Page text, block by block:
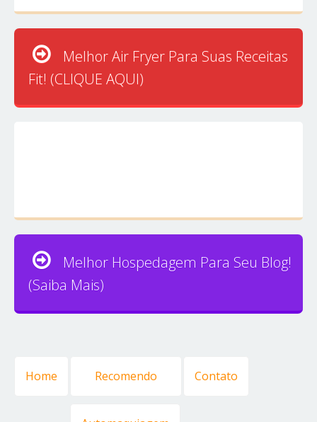
Melhor Air Fryer Para Suas Receitas
Fit! (CLIQUE AQUI)
Melhor Hospedagem Para Seu Blog!
(Saiba Mais)
Home Recomendo Contato